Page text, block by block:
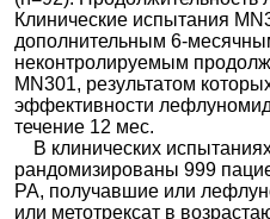
Клинические испытания
дополнительным 6-
неконтролируемым
MN301, результатом
эффективности
течение 12 мес.
В клинических
рандомизированы 999
РА, получавшие или
или метотрексат в